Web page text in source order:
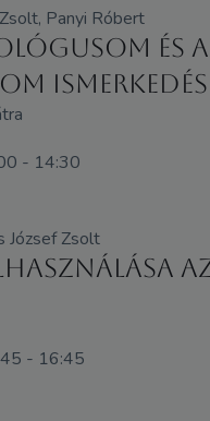
Panyi Róbert
és a
- 14:30
József Zsolt
- 16:45